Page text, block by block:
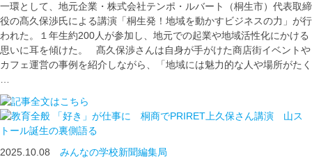
一環として、地元企業・株式会社テンポ・ルバート（桐生市）代表取締
役の髙久保渉氏による講演「桐生発！地域を動かすビジネスの力」が行
われた。１年生約200人が参加し、地元での起業や地域活性化にかける
思いに耳を傾けた。 髙久保渉さんは自身が手がけた商店街イベントや
カフェ運営の事例を紹介しながら、「地域には魅力的な人や場所がたく
「好き」が仕事に 桐商でPRIRET上久保さん講演 山ス
トール誕生の裏側語る
2025.10.08 みんなの学校新聞編集局